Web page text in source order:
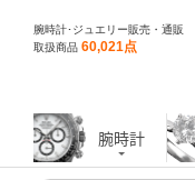
腕時計･ジュエリー販売・通販
取扱商品 60,021点
腕時計